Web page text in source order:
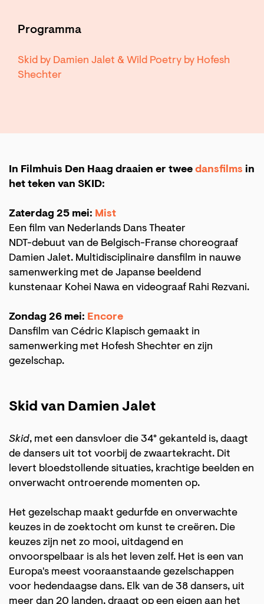
Programma
Skid by Damien Jalet & Wild Poetry by Hofesh
Shechter
In Filmhuis Den Haag draaien er twee dansfilms in
het teken van SKID:
Zaterdag 25 mei: Mist
Een film van Nederlands Dans Theater
NDT-debuut van de Belgisch-Franse choreograaf
Damien Jalet. Multidisciplinaire dansfilm in nauwe
samenwerking met de Japanse beeldend
kunstenaar Kohei Nawa en videograaf Rahi Rezvani.
Zondag 26 mei: Encore
Dansfilm van Cédric Klapisch gemaakt in
samenwerking met Hofesh Shechter en zijn
gezelschap.
Skid van Damien Jalet
Skid, met een dansvloer die 34° gekanteld is, daagt
de dansers uit tot voorbij de zwaartekracht. Dit
levert bloedstollende situaties, krachtige beelden en
onverwacht ontroerende momenten op.
Het gezelschap maakt gedurfde en onverwachte
keuzes in de zoektocht om kunst te creëren. Die
keuzes zijn net zo mooi, uitdagend en
onvoorspelbaar is als het leven zelf. Het is een van
Europa's meest vooraanstaande gezelschappen
voor hedendaagse dans. Elk van de 38 dansers, uit
meer dan 20 landen, draagt op een eigen aan het